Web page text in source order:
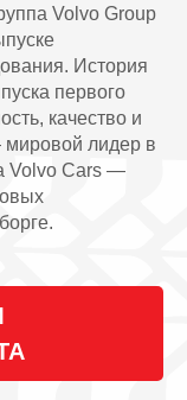
Volvo Group
История
первого
качество и
лидер в
Volvo Cars —